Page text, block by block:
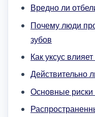
Вредно ли
Почему люди
зубов
Как уксус
Действительно
Основные риски